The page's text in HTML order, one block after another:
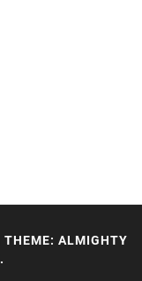
THEME: ALMIGHTY
.